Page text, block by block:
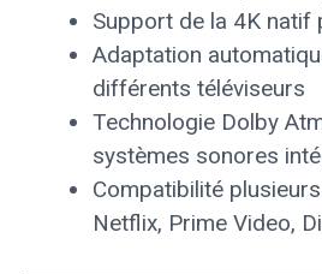
Support de la 4K
Adaptation
différents téléviseurs
Technologie Dolby
systèmes sonores
Compatibilité
Netflix, Prime Video,